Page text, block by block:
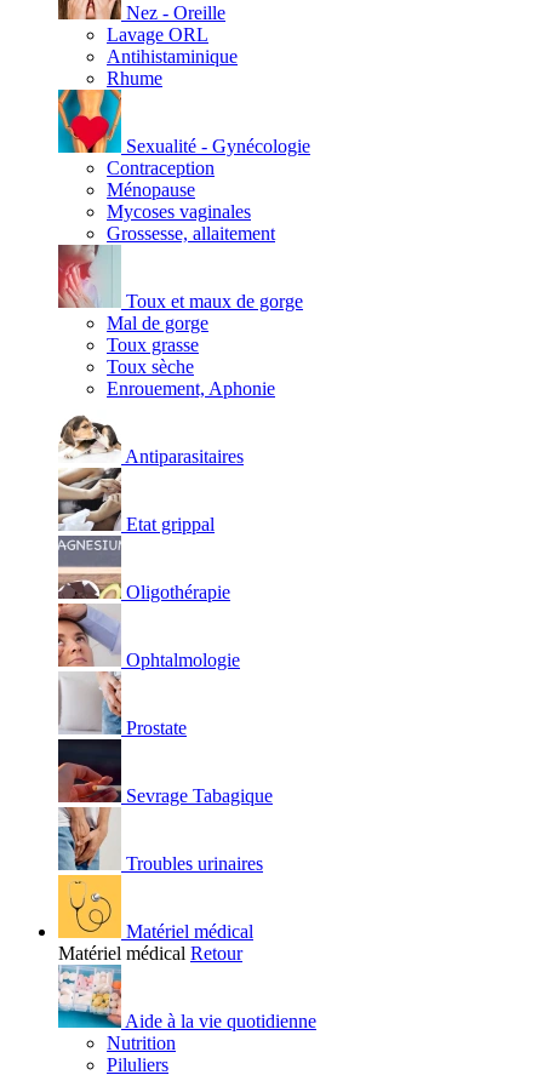
Nez - Oreille
Lavage ORL
Antihistaminique
Rhume
Sexualité - Gynécologie
Contraception
Ménopause
Mycoses vaginales
Grossesse, allaitement
Toux et maux de gorge
Mal de gorge
Toux grasse
Toux sèche
Enrouement, Aphonie
Antiparasitaires
Etat grippal
Oligothérapie
Ophtalmologie
Prostate
Sevrage Tabagique
Troubles urinaires
Matériel médical
Matériel médical Retour
Aide à la vie quotidienne
Nutrition
Piluliers